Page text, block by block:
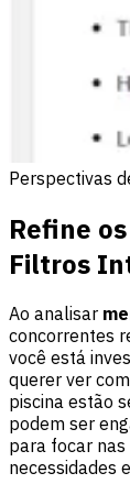
Perspectivas
Refine
Filtros
Ao analisar
concorrentes
você está
querer ver
piscina estão
podem ser
para focar
necessidades